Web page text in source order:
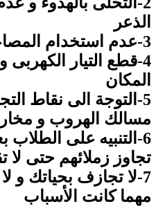
الذعر
3-عدم استخدام المصاعد الكهربية
4-قطع التيار الكهربى
المكان
5-التوجة الى نقاط
مسالك الهروب و
6-التنبيه على الطلاب
تجاوز زملائهم حتى لا
7-لا تجازف بحياتك و
مهما كانت الأسباب